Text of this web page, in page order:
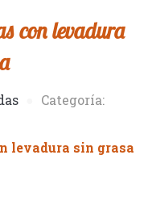
con levadura
Categoría: